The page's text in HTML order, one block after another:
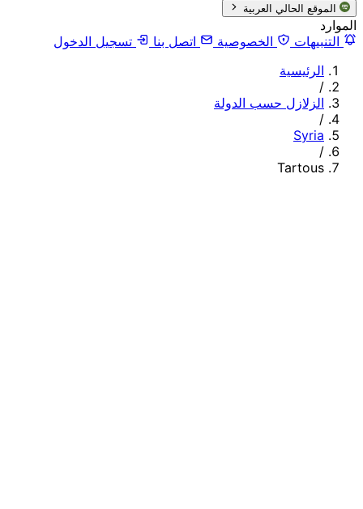
الموقع الحالي العربية
الموارد
التنبيهات
الخصوصية اتصل بنا
تسجيل الدخول
الرئيسية
/
الزلازل حسب الدولة
/
Syria
/
Tartous